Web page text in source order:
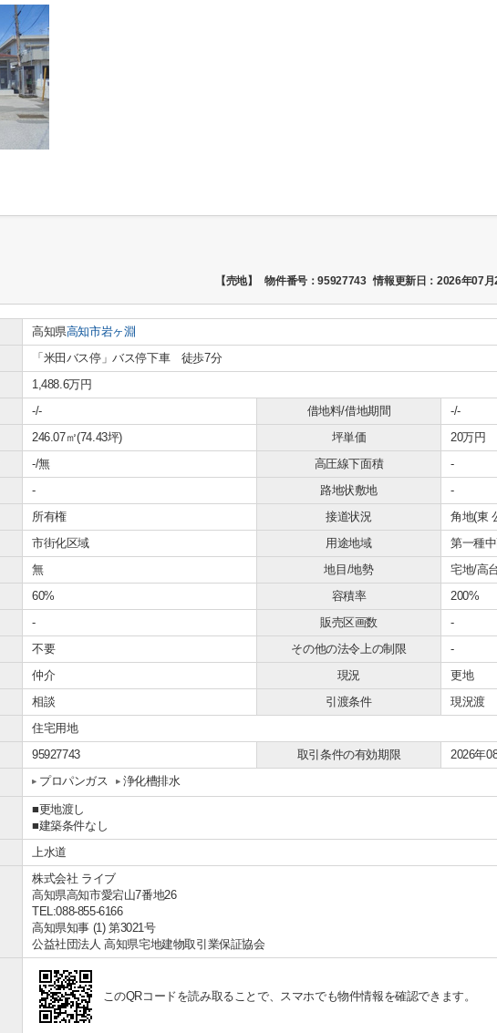
【売地】 物件番号：95927743 情報更新日：2026年07月
高知県高知市岩ヶ淵
「米田バス停」バス停下車 徒歩7分
1,488.6万円
-/- 借地料/借地期間
-/-
246.07㎡(74.43坪) 坪単価
20万円
-/無 高圧線下面積
-
- 路地状敷地
-
所有権 接道状況
角地(東
市街化区域 用途地域
第一種
無 地目/地勢
宅地/高
60% 容積率
200%
- 販売区画数
-
不要 その他の法令上の制限
-
仲介 現況
更地
相談 引渡条件
現況渡
住宅用地
95927743 取引条件の有効期限
2026年
プロパンガス 浄化槽排水
■更地渡し
■建築条件なし
上水道
株式会社 ライブ
高知県高知市愛宕山7番地26
TEL:088-855-6166
高知県知事 (1) 第3021号
公益社団法人 高知県宅地建物取引業保証協会
このQRコードを読み取ることで、スマホでも物件情報を確認できます。